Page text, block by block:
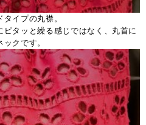
イプの丸襟。
タッと繰る感じではなく、丸首に
クです。